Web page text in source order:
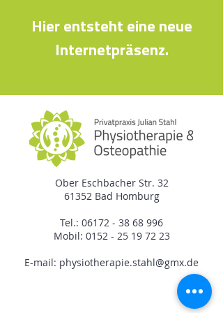
Hier entsteht eine neue
Internetpräsenz.
Ober Eschbacher Str. 32
61352 Bad Homburg
Tel.: 06172 - 38 68 996
Mobil: 0152 - 25 19 72 23
E-mail: physiotherapie.stahl@gmx.de